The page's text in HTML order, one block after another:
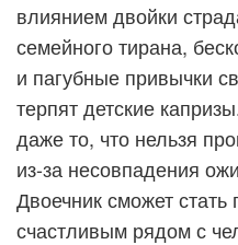
влиянием двойки
семейного тирана,
и пагубные привычки
терпят детские
даже то, что нельзя
из-за несовпадения
Двоечник сможет
счастливым рядом с